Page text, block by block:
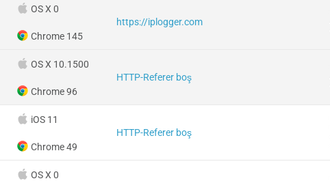
OS X 0
Chrome 145
https://iplogger.com
OS X 10.1500
Chrome 96
HTTP-Referer boş
iOS 11
Chrome 49
HTTP-Referer boş
OS X 0